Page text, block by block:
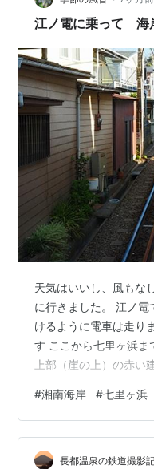
文しちゃった 美味しい
江ノ電に乗って 海
天気はいいし、風もな
に行きました。 江ノ
けるように電車は走り
す ここから七里ヶ浜
上部（崖の上）の赤い
もない線路を渡って、
ストランですこんな場
んな場所にあるから人
タリアンです眺望抜群
#湘南海岸 #七里ヶ浜
長都温泉の鉄道撮影